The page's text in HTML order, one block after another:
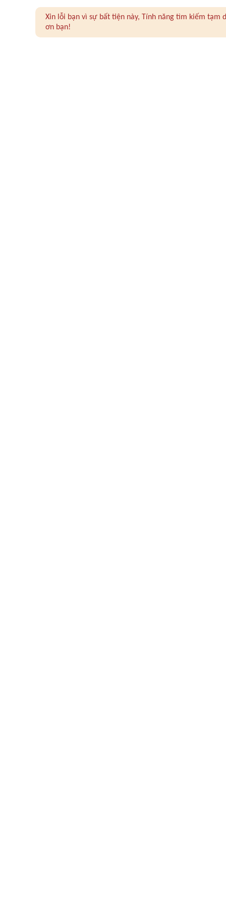
Xin lỗi bạn vì sự bất tiện này, Tính năng tìm kiếm
ơn bạn!